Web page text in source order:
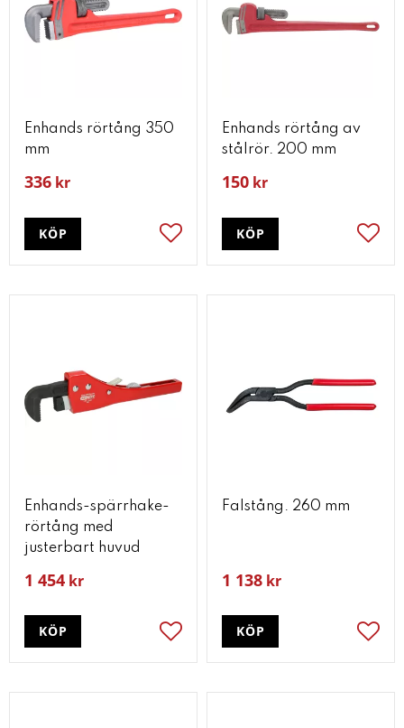
Enhands rörtång 350
mm
336 kr
Lägg till i favoriter
KÖP
Enhands rörtång av
stålrör. 200 mm
150 kr
KÖP
Enhands-spärrhake-
rörtång med
justerbart huvud
1 454 kr
Lägg till i favoriter
KÖP
Falstång. 260 mm
1 138 kr
KÖP